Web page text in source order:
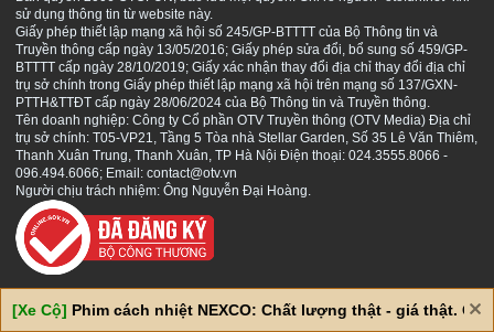
sử dụng thông tin từ website này.
Giấy phép thiết lập mạng xã hội số 245/GP-BTTTT của Bộ Thông tin và
Truyền thông cấp ngày 13/05/2016; Giấy phép sửa đổi, bổ sung số 459/GP-
BTTTT cấp ngày 28/10/2019; Giấy xác nhận thay đổi địa chỉ thay đổi địa chỉ
trụ sở chính trong Giấy phép thiết lập mạng xã hội trên mạng số 137/GXN-
PTTH&TTĐT cấp ngày 28/06/2024 của Bộ Thông tin và Truyền thông.
Tên doanh nghiệp: Công ty Cổ phần OTV Truyền thông (OTV Media) Địa chỉ
trụ sở chính: T05-VP21, Tầng 5 Tòa nhà Stellar Garden, Số 35 Lê Văn Thiêm,
Thanh Xuân Trung, Thanh Xuân, TP Hà Nội Điện thoại: 024.3555.8066 -
096.494.6066; Email: contact@otv.vn
Người chịu trách nhiệm: Ông Nguyễn Đại Hoàng.
[Xe Cộ] Phim cách nhiệt NEXCO: Chất lượng thật - giá thật. Giá